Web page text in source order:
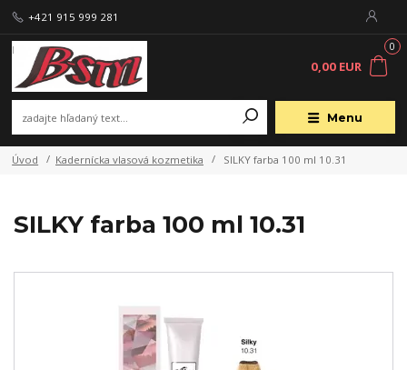
Menu
+421 915 999 281
0
0,00 EUR
Úvod Kadernícka vlasová kozmetika SILKY farba 100 ml 10.31
SILKY farba 100 ml 10.31